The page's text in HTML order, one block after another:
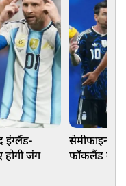
इंग्लैंड-
होगी जंग
सेमीफाइनल
फॉकलैंड बैनर